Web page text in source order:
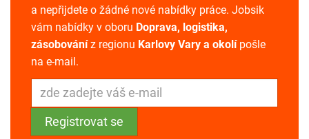
a nepřijdete o žádné nové nabídky práce. Jobsik
vám nabídky v oboru Doprava, logistika,
zásobováníz regionu Karlovy Vary a okolípošle
na e-mail.